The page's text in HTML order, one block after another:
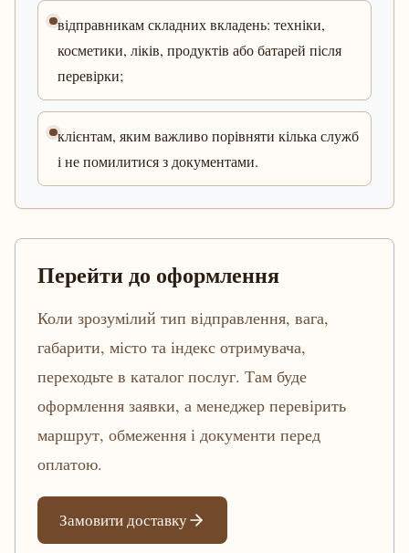
відправникам складних вкладень: техніки,
косметики, ліків, продуктів або батарей після
перевірки;
клієнтам, яким важливо порівняти кілька служб
і не помилитися з документами.
Перейти до оформлення
Коли зрозумілий тип відправлення, вага,
габарити, місто та індекс отримувача,
переходьте в каталог послуг. Там буде
оформлення заявки, а менеджер перевірить
маршрут, обмеження і документи перед
оплатою.
Замовити доставку